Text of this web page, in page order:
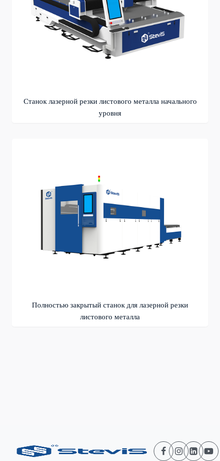
Станок лазерной резки листового металла начального
уровня
Полностью закрытый станок для лазерной резки
листового металла